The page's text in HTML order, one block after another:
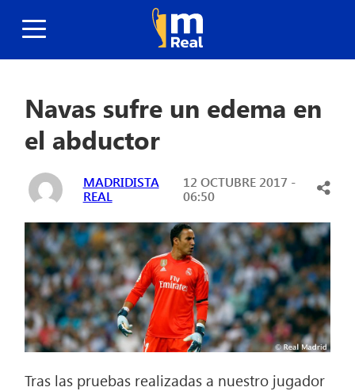
Navas sufre un edema en
el abductor
MADRIDISTA
REAL
12 OCTUBRE 2017 -
06:50
Tras las pruebas realizadas a nuestro jugador